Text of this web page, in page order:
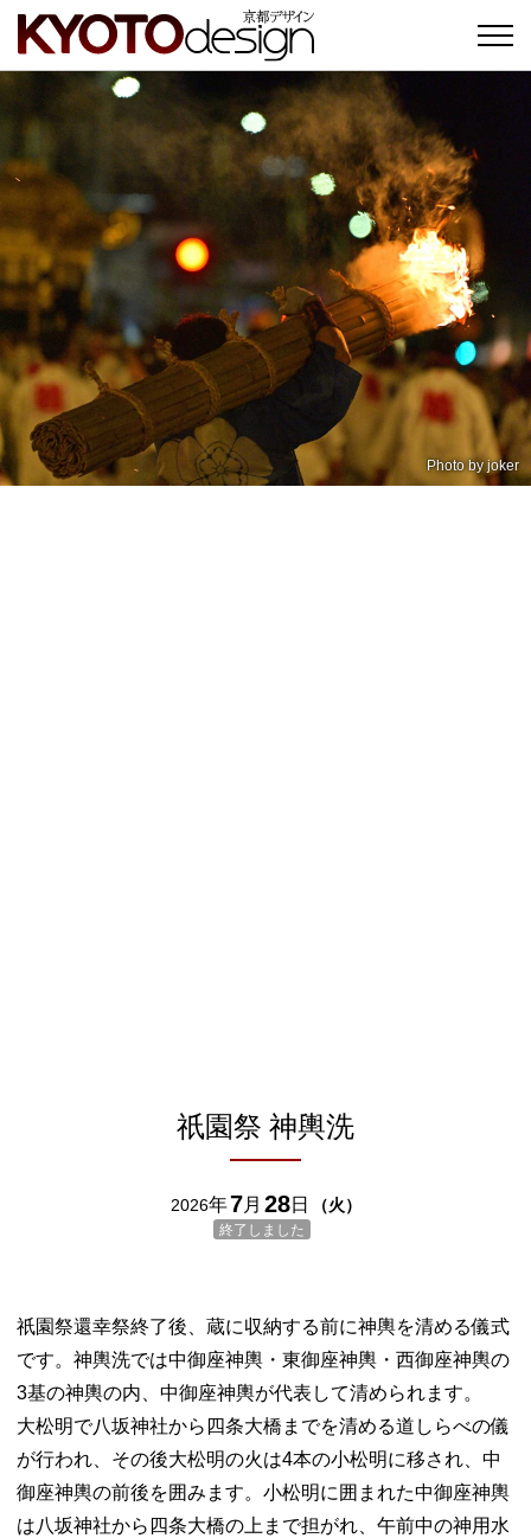
Photo byjoker
祇園祭 神輿洗
終了しました
2026年7月 28日 （火）
祇園祭還幸祭終了後、蔵に収納する前に神輿を清める儀式
です。神輿洗では中御座神輿・東御座神輿・西御座神輿の
3基の神輿の内、中御座神輿が代表して清められます。
大松明で八坂神社から四条大橋までを清める道しらべの儀
が行われ、その後大松明の火は4本の小松明に移され、中
御座神輿の前後を囲みます。小松明に囲まれた中御座神輿
は八坂神社から四条大橋の上まで担がれ、午前中の神用水